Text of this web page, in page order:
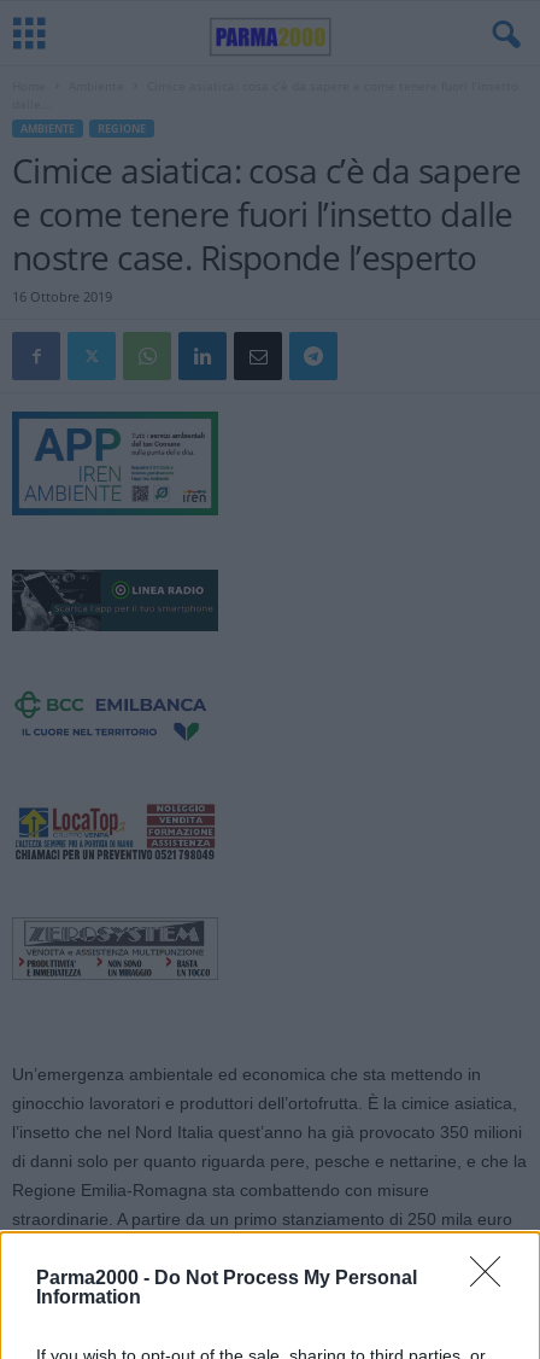
Parma2000 - Do Not Process My Personal
Information
If you wish to opt-out of the sale, sharing to third parties, or
AMBIENTE REGIONE
Cimice asiatica: cosa c’è da sapere
e come tenere fuori l’insetto dalle
nostre case. Risponde l’esperto
16 Ottobre 2019
Un’emergenza ambientale ed economica che sta mettendo in
ginocchio lavoratori e produttori dell’ortofrutta. È la cimice asiatica,
l’insetto che nel Nord Italia quest’anno ha già provocato 350 milioni
di danni solo per quanto riguarda pere, pesche e nettarine, e che la
Regione Emilia-Romagna sta combattendo con misure
straordinarie. A partire da un primo stanziamento di 250 mila euro
l’approvazione di piani straordinari nazionali ed europei a
salvaguardia degli agricoltori e del loro lavoro.